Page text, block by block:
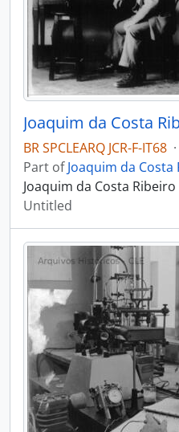
Joaquim da Costa
BR SPCLEARQ JCR-F-IT68 ·
Part ofJoaquim da Costa
Joaquim da Costa
Untitled